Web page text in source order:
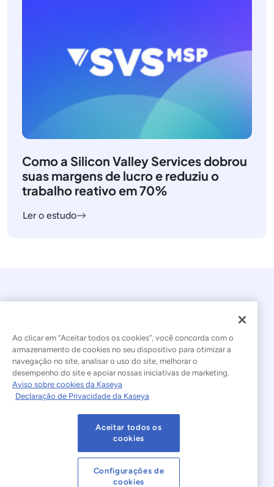
Como a Silicon Valley Services dobrou
suas margens de lucro e reduziu o
trabalho reativo em 70%
Ler o estudo
© 2026 Kaseya. Todos os direitos reservados.
Português Brasileiro
Declaração sobre a Escravidão Moderna
Termos de Uso do Site Declaração de Privacidade
Mapa do site Cookies Settings
Ao clicar em “Aceitar todos os cookies”, você concorda com o
armazenamento de cookies no seu dispositivo para otimizar a
navegação no site, analisar o uso do site, melhorar o
desempenho do site e apoiar nossas iniciativas de marketing.
Aviso sobre cookies da Kaseya
Declaração de Privacidade da Kaseya
Aceitar todos os
cookies
Configurações de
cookies